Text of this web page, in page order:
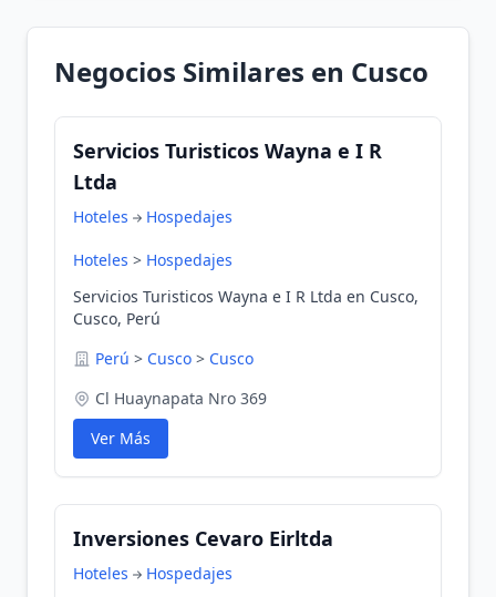
Negocios Similares en Cusco
Servicios Turisticos Wayna e I R
Ltda
Hoteles Hospedajes
Hoteles > Hospedajes
Servicios Turisticos Wayna e I R Ltda en Cusco,
Cusco, Perú
Perú > Cusco > Cusco
Cl Huaynapata Nro 369
Ver Más
Inversiones Cevaro Eirltda
Hoteles Hospedajes